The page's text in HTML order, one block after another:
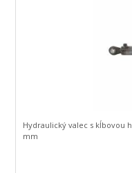
Hydraulický valec s kĺbovou
mm